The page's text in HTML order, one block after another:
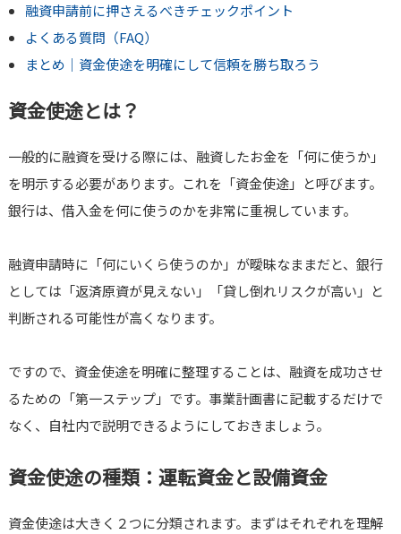
融資申請前に押さえるべきチェックポイント
よくある質問（FAQ）
まとめ｜資金使途を明確にして信頼を勝ち取ろう
資金使途とは？
一般的に融資を受ける際には、融資したお金を「何に使うか」
を明示する必要があります。これを「資金使途」と呼びます。
銀行は、借入金を何に使うのかを非常に重視しています。
融資申請時に「何にいくら使うのか」が曖昧なままだと、銀行
としては「返済原資が見えない」「貸し倒れリスクが高い」と
判断される可能性が高くなります。
ですので、資金使途を明確に整理することは、融資を成功させ
るための「第一ステップ」です。事業計画書に記載するだけで
なく、自社内で説明できるようにしておきましょう。
資金使途の種類：運転資金と設備資金
資金使途は大きく２つに分類されます。まずはそれぞれを理解